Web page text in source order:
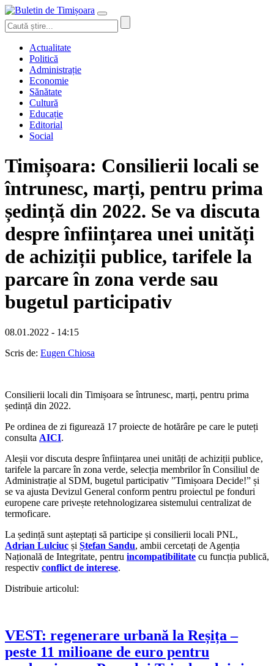
Actualitate
Politică
Administrație
Economie
Sănătate
Cultură
Educație
Editorial
Social
Timișoara: Consilierii locali se
întrunesc, marți, pentru prima
ședință din 2022. Se va discuta
despre înființarea unei unități
de achiziții publice, tarifele la
parcare în zona verde sau
bugetul participativ
08.01.2022 - 14:15
Scris de: Eugen Chiosa
Consilierii locali din Timișoara se întrunesc, marți, pentru prima
ședință din 2022.
Pe ordinea de zi figurează 17 proiecte de hotărâre pe care le puteți
consulta AICI.
Aleșii vor discuta despre înființarea unei unități de achiziții publice,
tarifele la parcare în zona verde, selecția membrilor în Consiliul de
Administrație al SDM, bugetul participativ ”Timișoara Decide!” și
se va ajusta Devizul General conform pentru proiectul pe fonduri
europene care privește retehnologizarea sistemului centralizat de
termoficare.
La ședință sunt așteptați să participe și consilierii locali PNL,
Adrian Lulciuc și Ștefan Sandu, ambii cercetați de Agenția
Națională de Integritate, pentru incompatibilitate cu funcția publică,
respectiv conflict de interese.
Distribuie articolul:
VEST: regenerare urbană la Reșița –
peste 11 milioane de euro pentru